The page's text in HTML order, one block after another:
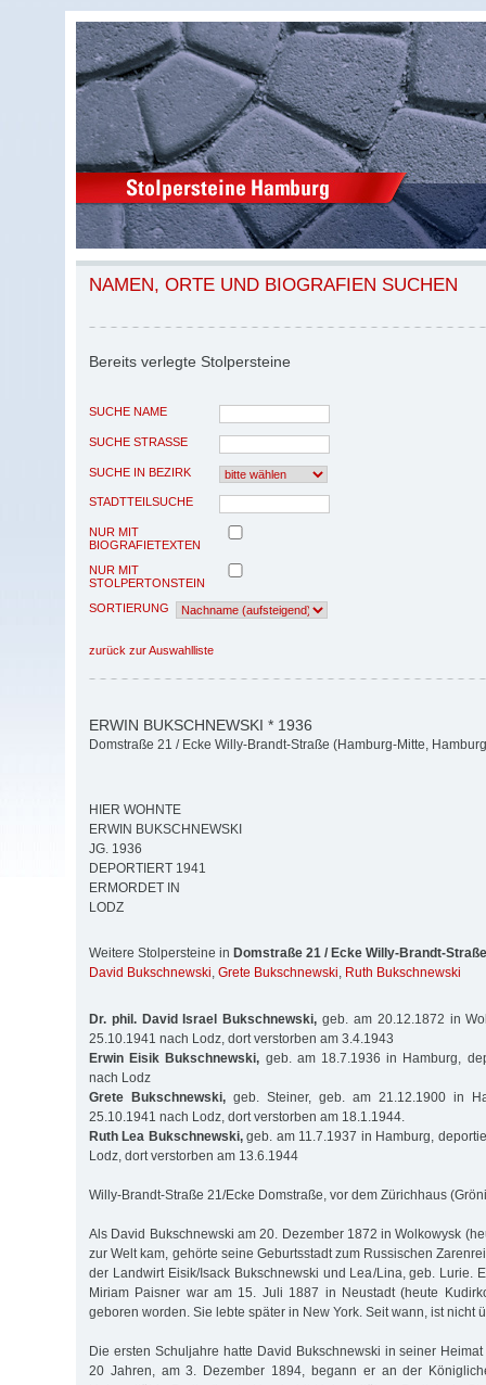
NAMEN, ORTE UND BIOGRAFIEN SUCHEN
Bereits verlegte Stolpersteine
SUCHE NAME
SUCHE STRASSE
SUCHE IN BEZIRK
STADTTEILSUCHE
NUR MIT
BIOGRAFIETEXTEN
NUR MIT
STOLPERTONSTEIN
SORTIERUNG
zurück zur Auswahlliste
ERWIN BUKSCHNEWSKI * 1936
Domstraße 21 / Ecke Willy-Brandt-Straße (Hamburg-Mitte,
HIER WOHNTE
ERWIN BUKSCHNEWSKI
JG. 1936
DEPORTIERT 1941
ERMORDET IN
LODZ
Weitere Stolpersteine in Domstraße 21 / Ecke Willy-Brandt-Straße
David Bukschnewski, Grete Bukschnewski, Ruth Bukschnewski
Dr. phil. David Israel Bukschnewski, geb. am 20.12.1872 in
25.10.1941 nach Lodz, dort verstorben am 3.4.1943
Erwin Eisik Bukschnewski, geb. am 18.7.1936 in Hamburg,
nach Lodz
Grete Bukschnewski, geb. Steiner, geb. am 21.12.1900 in
25.10.1941 nach Lodz, dort verstorben am 18.1.1944.
Ruth Lea Bukschnewski,geb. am 11.7.1937 in Hamburg,
Lodz, dort verstorben am 13.6.1944
Willy-Brandt-Straße 21/Ecke Domstraße, vor dem Zürichhaus
Als David Bukschnewski am 20. Dezember 1872 in Wolkowysk
zur Welt kam, gehörte seine Geburtsstadt zum Russischen
der Landwirt Eisik/Isack Bukschnewski und Lea/Lina, geb. Lurie.
Miriam Paisner war am 15. Juli 1887 in Neustadt (heute
geboren worden. Sie lebte später in New York. Seit wann, ist nicht
Die ersten Schuljahre hatte David Bukschnewski in seiner
20 Jahren, am 3. Dezember 1894, begann er an der